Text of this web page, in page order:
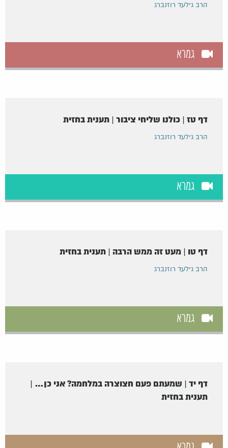
הרב גילעד רוזנברג
גמרא
דף טז | כולנו שליחי ציבור | תענית בחזית
הרב גילעד רוזנברג
גמרא
דף טו | מעט זה ממש הרבה | תענית בחזית
הרב גילעד רוזנברג
גמרא
דף יד | שמעתם פעם חצוצרה במלחמה? אני כן… |
תענית בחזית